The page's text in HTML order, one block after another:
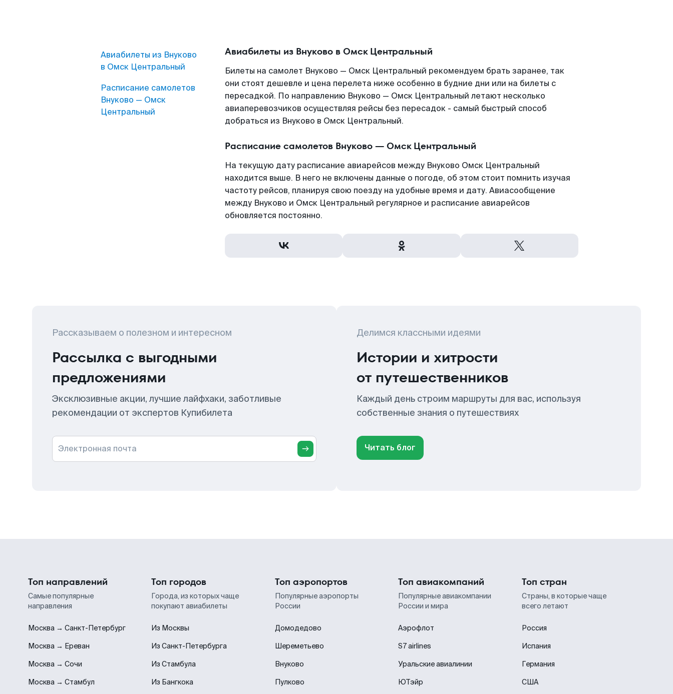
Авиабилеты из Внуково
в Омск Центральный
Расписание самолетов
Внуково — Омск
Центральный
Авиабилеты из Внуково в Омск Центральный
Билеты на самолет Внуково — Омск Центральный рекомендуем брать заранее, так
они стоят дешевле и цена перелета ниже особенно в будние дни или на билеты с
пересадкой. По направлению Внуково — Омск Центральный летают несколько
авиаперевозчиков осуществляя рейсы без пересадок - самый быстрый способ
добраться из Внуково в Омск Центральный.
Расписание самолетов Внуково — Омск Центральный
На текущую дату расписание авиарейсов между Внуково Омск Центральный
находится выше. В него не включены данные о погоде, об этом стоит помнить изучая
частоту рейсов, планируя свою поезду на удобные время и дату. Авиасообщение
между Внуково и Омск Центральный регулярное и расписание авиарейсов
обновляется постоянно.
Рассказываем о полезном и интересном
Рассылка с выгодными
предложениями
Эксклюзивные акции, лучшие лайфхаки, заботливые
рекомендации от экспертов Купибилета
Электронная почта
Делимся классными идеями
Истории и хитрости
от путешественников
Каждый день строим маршруты для вас, используя
собственные знания о путешествиях
Читать блог
Топ направлений
Самые популярные
направления
Москва → Санкт-Петербург
Москва → Ереван
Москва → Сочи
Москва → Стамбул
Топ городов
Города, из которых чаще
покупают авиабилеты
Из Москвы
Из Санкт-Петербурга
Из Стамбула
Из Бангкока
Топ аэропортов
Популярные аэропорты
России
Домодедово
Шереметьево
Внуково
Пулково
Топ авиакомпаний
Популярные авиакомпании
России и мира
Аэрофлот
S7 airlines
Уральские авиалинии
ЮТэйр
Топ стран
Страны, в которые чаще
всего летают
Россия
Испания
Германия
США